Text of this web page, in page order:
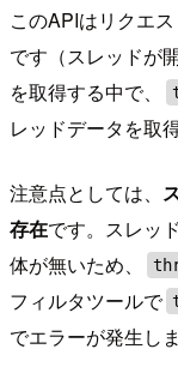
このAPIはリクエ
です（スレッドが
を取得する中で、
レッドデータを取
注意点としては、
存在です。スレッ
体が無いため、
フィルタツールで
でエラーが発生しま